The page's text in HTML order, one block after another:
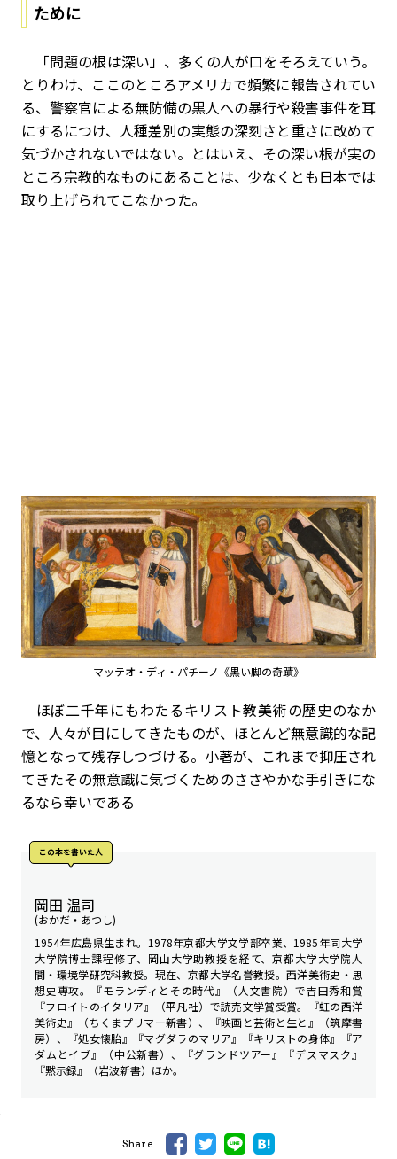
ために
「問題の根は深い」、多くの人が口をそろえていう。
とりわけ、ここのところアメリカで頻繁に報告されてい
る、警察官による無防備の黒人への暴行や殺害事件を耳
にするにつけ、人種差別の実態の深刻さと重さに改めて
気づかされないではない。とはいえ、その深い根が実の
ところ宗教的なものにあることは、少なくとも日本では
取り上げられてこなかった。
マッテオ・ディ・パチーノ《黒い脚の奇蹟》
ほぼ二千年にもわたるキリスト教美術の歴史のなか
で、人々が目にしてきたものが、ほとんど無意識的な記
憶となって残存しつづける。小著が、これまで抑圧され
てきたその無意識に気づくためのささやかな手引きにな
るなら幸いである
この本を書いた人
岡田 温司
(おかだ・あつし)
1954年広島県生まれ。1978年京都大学文学部卒業、1985年同大学
大学院博士課程修了、岡山大学助教授を経て、京都大学大学院人
間・環境学研究科教授。現在、京都大学名誉教授。西洋美術史・思
想史専攻。『モランディとその時代』（人文書院）で吉田秀和賞
『フロイトのイタリア』（平凡社）で読売文学賞受賞。『虹の西洋
美術史』（ちくまプリマー新書）、『映画と芸術と生と』（筑摩書
房）、『処女懐胎』『マグダラのマリア』『キリストの身体』『ア
ダムとイブ』（中公新書）、『グランドツアー』『デスマスク』
『黙示録』（岩波新書）ほか。
Share